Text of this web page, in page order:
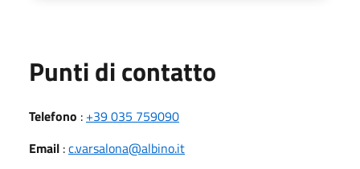
Punti di contatto
Telefono : +39 035 759090
Email :c.varsalona@albino.it